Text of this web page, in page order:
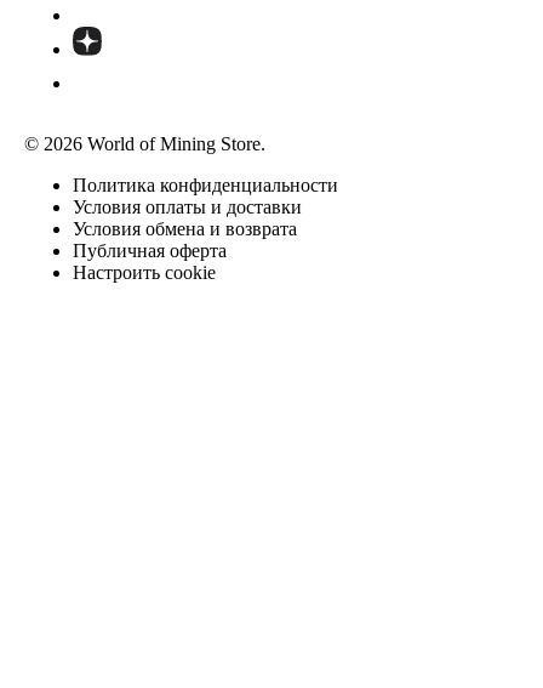
© 2026 World of Mining Store.
Политика конфиденциальности
Условия оплаты и доставки
Условия обмена и возврата
Публичная оферта
Настроить cookie